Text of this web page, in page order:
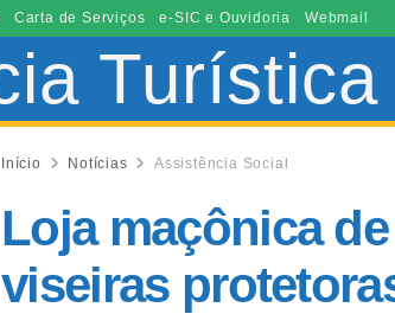
Carta de Serviços e-SIC e Ouvidoria Webmail
Início Notícias Assistência Social
Loja maçônica
viseiras